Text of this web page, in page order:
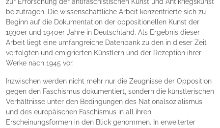
zur Erforschung der antifaschistischen Kunst und Antikriegskunst
beizutragen. Die wissenschaftliche Arbeit konzentrierte sich zu
Beginn auf die Dokumentation der oppositionellen Kunst der
1930er und 1940er Jahre in Deutschland. Als Ergebnis dieser
Arbeit liegt eine umfangreiche Datenbank zu den in dieser Zeit
verfolgten und emigrierten Künstlern und der Rezeption ihrer
Werke nach 1945 vor.
Inzwischen werden nicht mehr nur die Zeugnisse der Opposition
gegen den Faschismus dokumentiert, sondern die künstlerischen
Verhältnisse unter den Bedingungen des Nationalsozialismus
und des europäischen Faschismus in all ihren
Erscheinungsformen in den Blick genommen. In erweiterter